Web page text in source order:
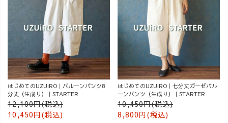
はじめてのUZUiRO｜バルーンパンツ8
分丈（生成り）｜STARTER
12,100円(税込)
10,450円(税込)
はじめてのUZUiRO｜七分丈ガーゼバル
ーンパンツ（生成り）｜STARTER
10,450円(税込)
8,800円(税込)